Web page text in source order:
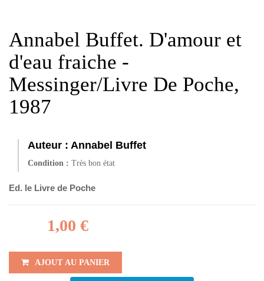
Annabel Buffet. D'amour et
d'eau fraiche -
Messinger/Livre De Poche,
1987
Auteur : Annabel Buffet
Condition : Très bon état
Ed. le Livre de Poche
1,00 €
AJOUT AU PANIER